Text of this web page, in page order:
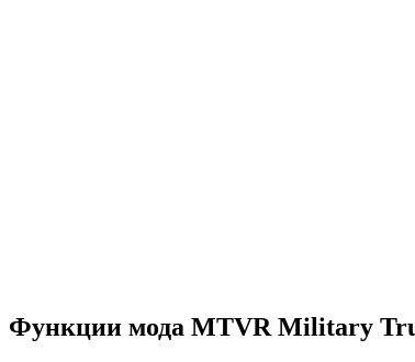
Функции мода MTVR Military